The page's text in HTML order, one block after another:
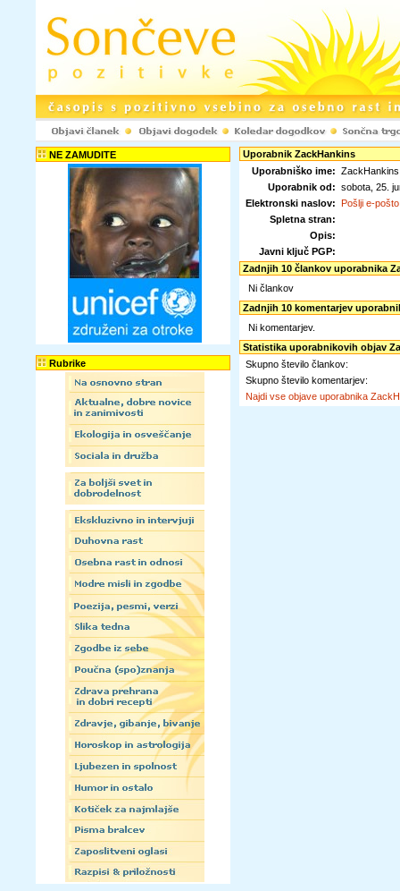
NE ZAMUDITE
Rubrike
Uporabnik ZackHankins
Uporabniško ime:
Uporabnik od: sobota, 25.
Elektronski naslov: Pošlji e-pošto
Spletna stran:
Opis:
Javni ključ PGP:
Zadnjih 10 člankov uporabnika
Ni člankov
Zadnjih 10 komentarjev
Ni komentarjev.
Statistika uporabnikovih objav
Skupno število člankov:
Skupno število komentarjev:
Najdi vse objave uporabnika